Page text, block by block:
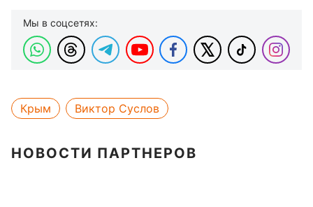
Мы в соцсетях:
Крым Виктор Суслов
НОВОСТИ ПАРТНЕРОВ